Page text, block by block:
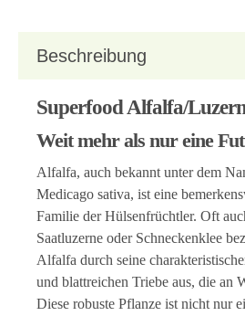
Beschreibung
Superfood Alfalfa/
Weit mehr als nur eine
Alfalfa, auch bekannt unter dem
Medicago sativa, ist eine
Familie der Hülsenfrüchtler. Oft
Saatluzerne oder Schneckenklee
Alfalfa durch seine
und blattreichen Triebe aus, die an
Diese robuste Pflanze ist nicht nur